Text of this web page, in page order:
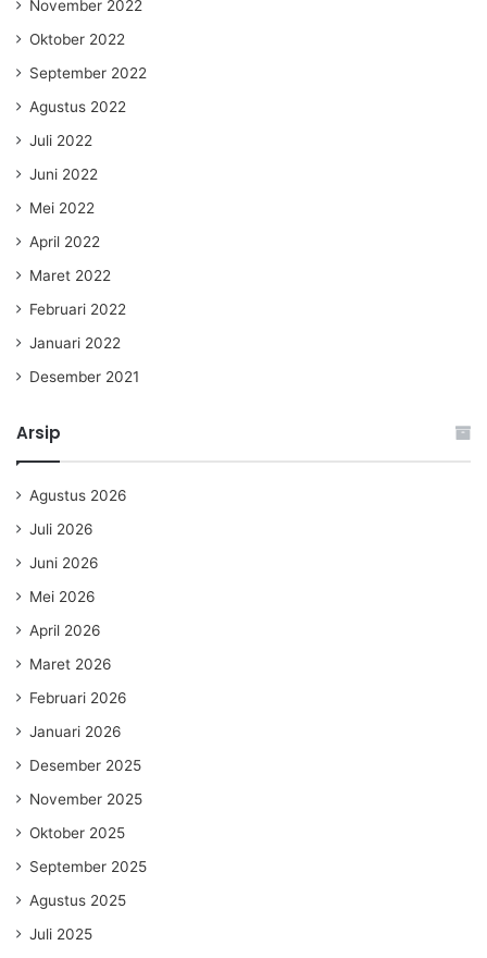
November 2022
Oktober 2022
September 2022
Agustus 2022
Juli 2022
Juni 2022
Mei 2022
April 2022
Maret 2022
Februari 2022
Januari 2022
Desember 2021
Arsip
Agustus 2026
Juli 2026
Juni 2026
Mei 2026
April 2026
Maret 2026
Februari 2026
Januari 2026
Desember 2025
November 2025
Oktober 2025
September 2025
Agustus 2025
Juli 2025